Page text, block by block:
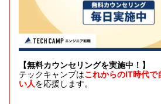
【無料カウンセリングを実施中！】
テックキャンプはこれからのIT時代で
い人を応援します。